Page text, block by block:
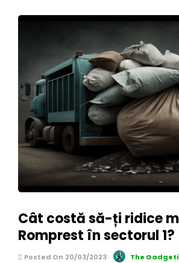
Cât costă să-ți ridice
Romprest în sectorul 1?
Posted On 20/03/2023 The